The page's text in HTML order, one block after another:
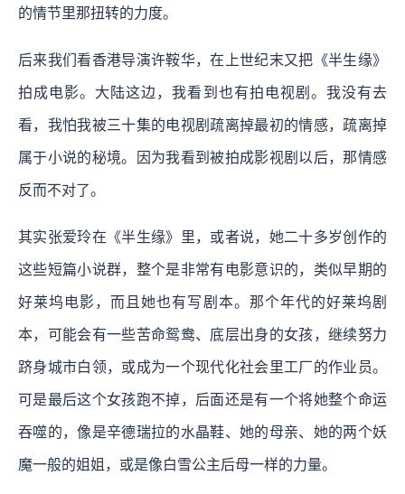
的情节里那扭转的力度。
后来我们看香港导演许鞍华，在上世纪末又把《半生缘》
拍成电影。大陆这边，我看到也有拍电视剧。我没有去
看，我怕我被三十集的电视剧疏离掉最初的情感，疏离掉
属于小说的秘境。因为我看到被拍成影视剧以后，那情感
反而不对了。
其实张爱玲在《半生缘》里，或者说，她二十多岁创作的
这些短篇小说群，整个是非常有电影意识的，类似早期的
好莱坞电影，而且她也有写剧本。那个年代的好莱坞剧
本，可能会有一些苦命鸳鸯、底层出身的女孩，继续努力
跻身城市白领，或成为一个现代化社会里工厂的作业员。
可是最后这个女孩跑不掉，后面还是有一个将她整个命运
吞噬的，像是辛德瑞拉的水晶鞋、她的母亲、她的两个妖
魔一般的姐姐，或是像白雪公主后母一样的力量。